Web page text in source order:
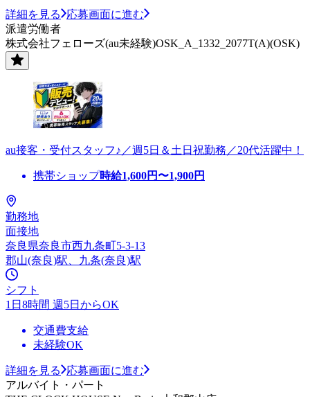
詳細を見る
応募画面に進む
派遣労働者
株式会社フェローズ(au未経験)OSK_A_1332_2077T(A)(OSK)
au接客・受付スタッフ♪／週5日＆土日祝勤務／20代活躍中！
携帯ショップ時給1,600円〜1,900円
勤務地
面接地
奈良県奈良市西九条町5-3-13
郡山(奈良)駅、九条(奈良)駅
シフト
1日8時間 週5日からOK
交通費支給
未経験OK
詳細を見る
応募画面に進む
アルバイト・パート